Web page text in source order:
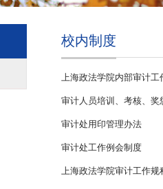
校内制度
上海政法学院内部审计工
审计人员培训、考核、奖
审计处用印管理办法
审计处工作例会制度
上海政法学院审计工作规